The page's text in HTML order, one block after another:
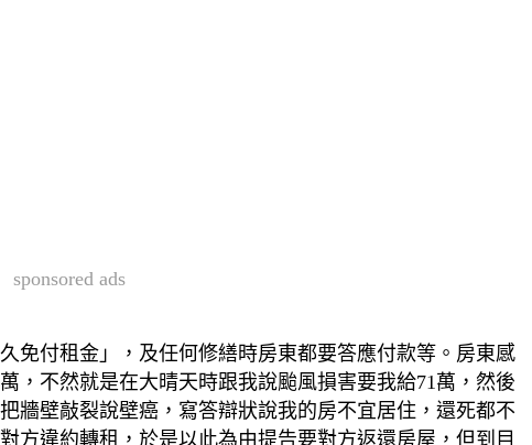
sponsored ads
免付租金」，及任何修繕時房東都要答應付款等。房東感
，不然就是在大晴天時跟我說颱風損害要我給71萬，然後
牆壁敲裂說壁癌，寫答辯狀說我的房不宜居住，還死都不
方違約轉租，於是以此為由提告要對方返還房屋，但到目